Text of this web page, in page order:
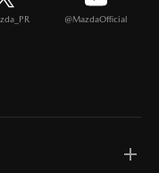
@MazdaOfficial